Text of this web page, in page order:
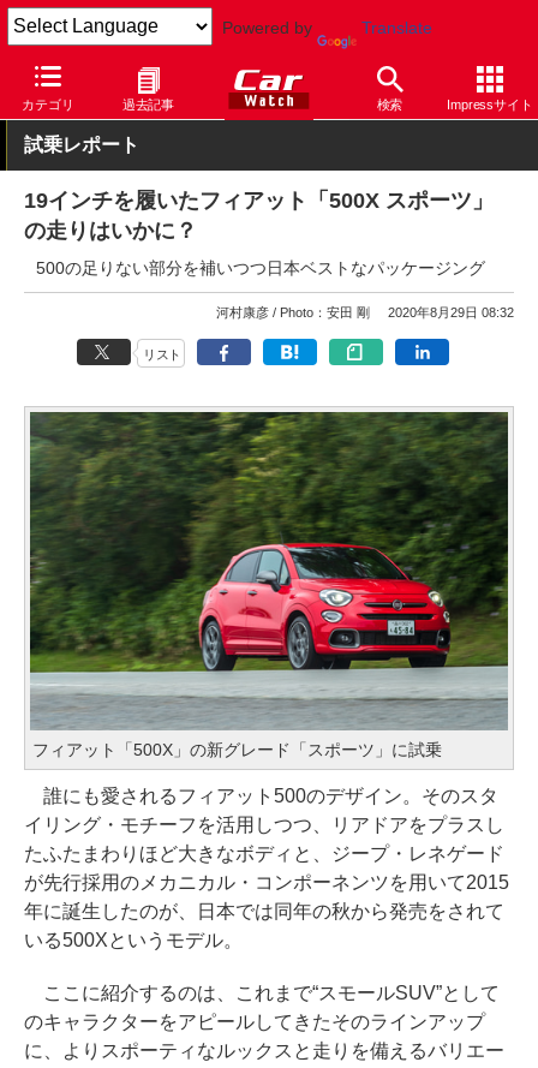
Powered by Translate
カテゴリ 過去記事 検索 Impressサイト
Car Watch 自動車 フィアット 500X
試乗レポート
19インチを履いたフィアット「500X スポーツ」
の走りはいかに？
500の足りない部分を補いつつ日本ベストなパッケージング
河村康彦 Photo：安田 剛 2020年8月29日 08:32
リスト
フィアット「500X」の新グレード「スポーツ」に試乗
誰にも愛されるフィアット500のデザイン。そのスタ
イリング・モチーフを活用しつつ、リアドアをプラスし
たふたまわりほど大きなボディと、ジープ・レネゲード
が先行採用のメカニカル・コンポーネンツを用いて2015
年に誕生したのが、日本では同年の秋から発売をされて
いる500Xというモデル。
ここに紹介するのは、これまで“スモールSUV”として
のキャラクターをアピールしてきたそのラインアップ
に、よりスポーティなルックスと走りを備えるバリエー